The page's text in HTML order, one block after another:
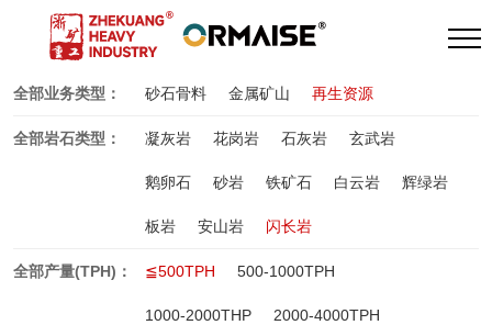
全部业务类型： 砂石骨料 金属矿山 再生资源
全部岩石类型： 凝灰岩 花岗岩 石灰岩 玄武岩
鹅卵石 砂岩 铁矿石 白云岩 辉绿岩
板岩 安山岩 闪长岩
全部产量(TPH)： ≦500TPH 500-1000TPH
1000-2000THP 2000-4000TPH